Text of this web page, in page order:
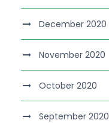
December 2020
November 2020
October 2020
September 2020